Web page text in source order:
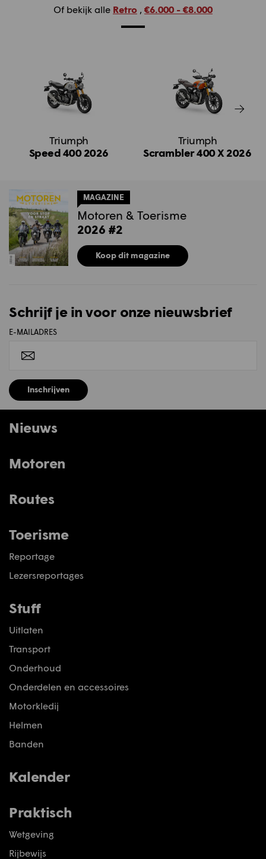
Of bekijk alle Retro €6.000 - €8.000
Triumph
Speed 400 2026
Triumph
Scrambler 400 X 2026
MAGAZINE
Motoren & Toerisme
2026 #2
Koop dit magazine
Schrijf je in voor onze nieuwsbrief
E-MAILADRES
Inschrijven
Nieuws
Motoren
Routes
Toerisme
Reportage
Lezersreportages
Stuff
Uitlaten
Transport
Onderhoud
Onderdelen en accessoires
Motorkledij
Helmen
Banden
Kalender
Praktisch
Wetgeving
Rijbewijs